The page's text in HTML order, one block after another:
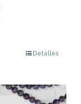
Detalles